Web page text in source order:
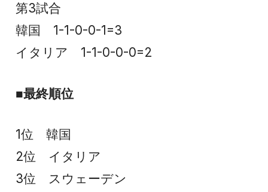
第3試合
韓国 1-1-0-0-1=3
イタリア 1-1-0-0-0=2
■最終順位
1位 韓国
2位 イタリア
3位 スウェーデン